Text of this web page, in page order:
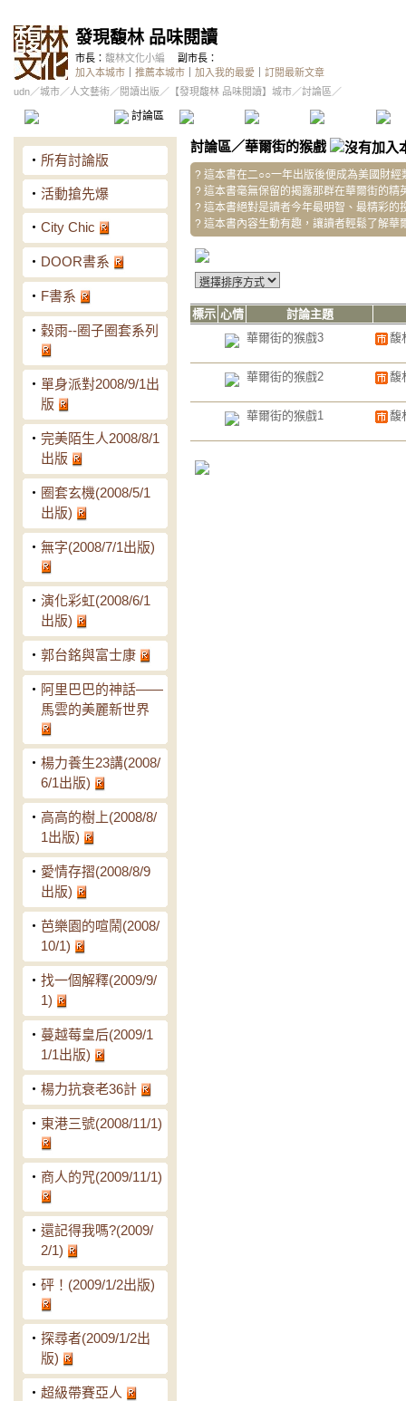
發現馥林 品味閱讀
市長： 馥林文化小編
副市長：
加入本城市
推薦本城市 加入我的最愛
訂閱最新文章
udn／城市／人文藝術／閱讀出版 ／ 【發現馥林 品味閱讀】城市／討論區／
討論區 精華區 投票區 影像館
‧ 所有討論版
‧ 活動搶先爆
‧ City Chic
‧ DOOR書系
‧ F書系
‧ 穀雨--圈子圈套系列
‧ 單身派對2008/9/1出
版
‧ 完美陌生人2008/8/1
出版
‧ 圈套玄機(2008/5/1
出版)
‧ 無字(2008/7/1出版)
‧ 演化彩虹(2008/6/1
出版)
‧ 郭台銘與富士康
‧ 阿里巴巴的神話——
馬雲的美麗新世界
‧ 楊力養生23講(2008/
6/1出版)
‧ 高高的樹上(2008/8/
1出版)
‧ 愛情存摺(2008/8/9
出版)
‧ 芭樂園的喧鬧(2008/
10/1)
‧ 找一個解釋(2009/9/
1)
‧ 蔓越莓皇后(2009/1
1/1出版)
‧ 楊力抗衰老36計
‧ 東港三號(2008/11/1)
‧ 商人的咒(2009/11/1)
‧ 還記得我嗎?(2009/
2/1)
‧ 砰！(2009/1/2出版)
‧ 探尋者(2009/1/2出
版)
‧ 超級帶賽亞人
討論區／華爾街的猴戲
? 這本書在二○○一年出版後便成為美國財
? 這本書毫無保留的揭露那群在華爾街的精
? 這本書絕對是讀者今年最明智、最精彩的
? 這本書內容生動有趣，讓讀者輕鬆了解華
標示 心情
討論主題
華爾街的猴戲3
馥
華爾街的猴戲2 馥
華爾街的猴戲1 馥